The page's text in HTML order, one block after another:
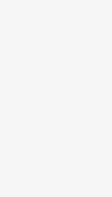
โครง
ความ